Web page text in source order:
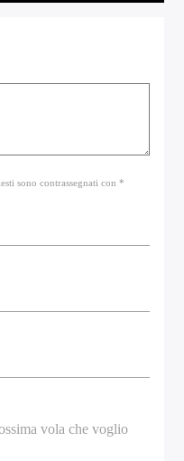
sono contrassegnati con *
vola che voglio